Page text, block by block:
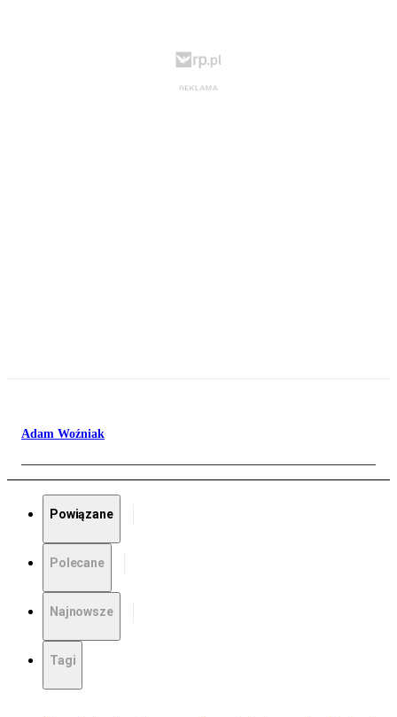
Adam Woźniak
Powiązane
Polecane
Najnowsze
Tagi